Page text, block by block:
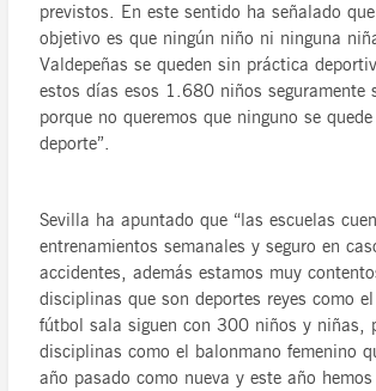
previstos. En este sentido ha señalado
objetivo es que ningún niño ni ninguna
Valdepeñas se queden sin práctica
estos días esos 1.680 niños seguramente
porque no queremos que ninguno se
deporte”.
Sevilla ha apuntado que “las escuelas
entrenamientos semanales y seguro en
accidentes, además estamos muy
disciplinas que son deportes reyes como
fútbol sala siguen con 300 niños y niñas,
disciplinas como el balonmano femenino
año pasado como nueva y este año